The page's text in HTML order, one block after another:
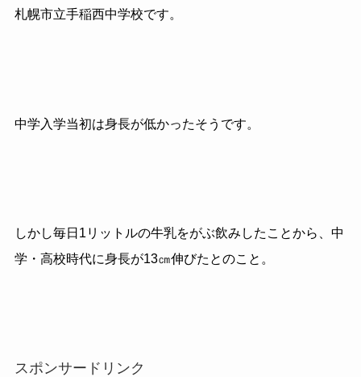
札幌市立手稲西中学校です。
中学入学当初は身長が低かったそうです。
しかし毎日1リットルの牛乳をがぶ飲みしたことから、中
学・高校時代に身長が13㎝伸びたとのこと。
スポンサードリンク